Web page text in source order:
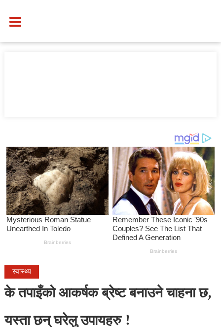
स्वास्थ्य
के तपाइँको आकर्षक ब्रेष्ट बनाउने चाहना छ,
यस्ता छन् घरेलु उपायहरु !